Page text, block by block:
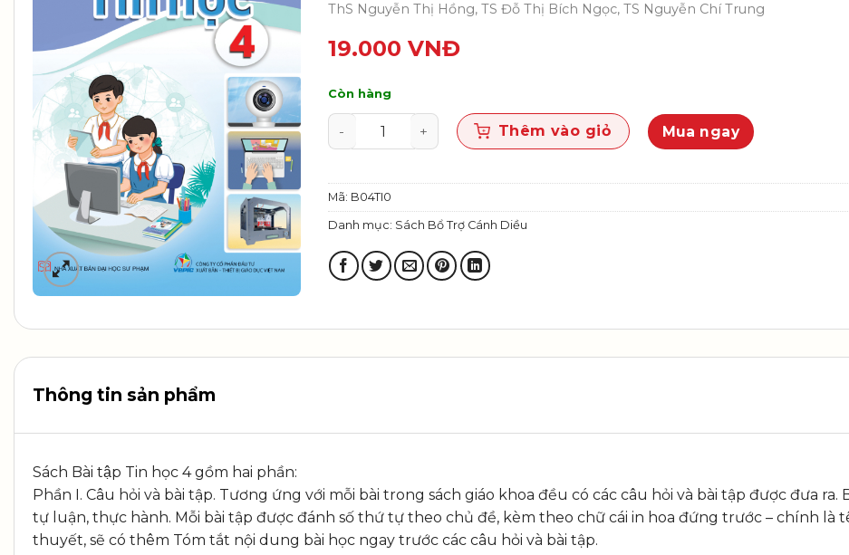
ThS Nguyễn Thị Hồng, TS Đỗ Thị Bích Ngọc, TS Nguyễn Chí Trung
19.000 VNĐ
Còn hàng
Bài tập Tin học 4 số lượngThêm vào giỏ Mua ngay
Mã: B04TI0
Danh mục: Sách Bổ Trợ Cánh Diều
Thông tin sản phẩm
Sách Bài tập Tin học 4 gồm hai phần:
Phần I. Câu hỏi và bài tập. Tương ứng với mỗi bài trong sách giáo khoa đều có các câu hỏi và bài tập được đưa
tự luận, thực hành. Mỗi bài tập được đánh số thứ tự theo chủ đề, kèm theo chữ cái in hoa đứng trước – chính là
thuyết, sẽ có thêm Tóm tắt nội dung bài học ngay trước các câu hỏi và bài tập.